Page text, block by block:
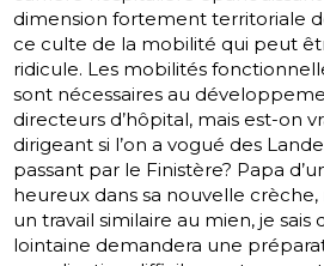
dimension fortement territoriale
ce culte de la mobilité qui peut
ridicule. Les mobilités
sont nécessaires au
directeurs d’hôpital, mais est-on
dirigeant si l’on a vogué des
passant par le Finistère? Papa
heureux dans sa nouvelle
un travail similaire au mien, je sais
lointaine demandera une